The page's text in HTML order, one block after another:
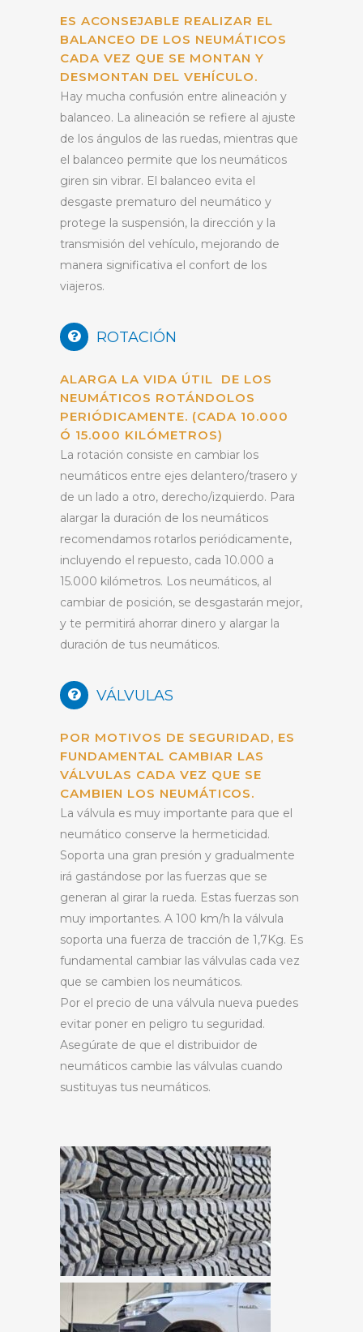
ES ACONSEJABLE REALIZAR EL
BALANCEO DE LOS NEUMÁTICOS
CADA VEZ QUE SE MONTAN Y
DESMONTAN DEL VEHÍCULO.
Hay mucha confusión entre alineación y
balanceo. La alineación se refiere al ajuste
de los ángulos de las ruedas, mientras que
el balanceo permite que los neumáticos
giren sin vibrar. El balanceo evita el
desgaste prematuro del neumático y
protege la suspensión, la dirección y la
transmisión del vehículo, mejorando de
manera significativa el confort de los
viajeros.
ROTACIÓN
ALARGA LA VIDA ÚTIL DE LOS
NEUMÁTICOS ROTÁNDOLOS
PERIÓDICAMENTE. (CADA 10.000
Ó 15.000 KILÓMETROS)
La rotación consiste en cambiar los
neumáticos entre ejes delantero/trasero y
de un lado a otro, derecho/izquierdo. Para
alargar la duración de los neumáticos
recomendamos rotarlos periódicamente,
incluyendo el repuesto, cada 10.000 a
15.000 kilómetros. Los neumáticos, al
cambiar de posición, se desgastarán mejor,
y te permitirá ahorrar dinero y alargar la
duración de tus neumáticos.
VÁLVULAS
POR MOTIVOS DE SEGURIDAD, ES
FUNDAMENTAL CAMBIAR LAS
VÁLVULAS CADA VEZ QUE SE
CAMBIEN LOS NEUMÁTICOS.
La válvula es muy importante para que el
neumático conserve la hermeticidad.
Soporta una gran presión y gradualmente
irá gastándose por las fuerzas que se
generan al girar la rueda. Estas fuerzas son
muy importantes. A 100 km/h la válvula
soporta una fuerza de tracción de 1,7Kg. Es
fundamental cambiar las válvulas cada vez
que se cambien los neumáticos.
Por el precio de una válvula nueva puedes
evitar poner en peligro tu seguridad.
Asegúrate de que el distribuidor de
neumáticos cambie las válvulas cuando
sustituyas tus neumáticos.